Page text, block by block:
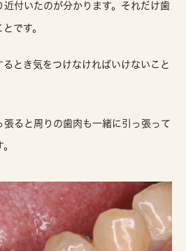
近付いたのが分かります。それだけ歯
です。
とき気をつけなければいけないこと
張ると周りの歯肉も一緒に引っ張って